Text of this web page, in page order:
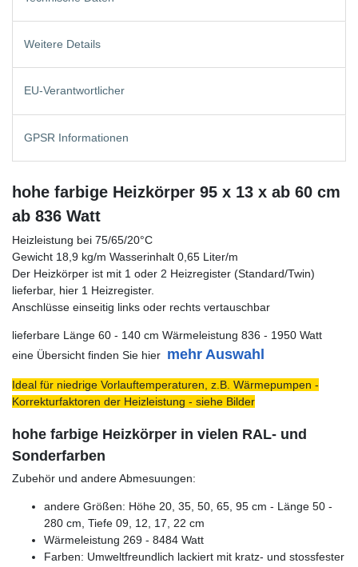
Weitere Details
EU-Verantwortlicher
GPSR Informationen
hohe farbige Heizkörper 95 x 13 x ab 60 cm
ab 836 Watt
Heizleistung bei 75/65/20°C
Gewicht 18,9 kg/m Wasserinhalt 0,65 Liter/m
Der Heizkörper ist mit 1 oder 2 Heizregister (Standard/Twin)
lieferbar, hier 1 Heizregister.
Anschlüsse einseitig links oder rechts vertauschbar
lieferbare Länge 60 - 140 cm Wärmeleistung 836 - 1950 Watt
eine Übersicht finden Sie hier mehr Auswahl
Ideal für niedrige Vorlauftemperaturen, z.B. Wärmepumpen -
Korrekturfaktoren der Heizleistung - siehe Bilder
hohe farbige Heizkörper in vielen RAL- und
Sonderfarben
Zubehör und andere Abmesuungen:
andere Größen: Höhe 20, 35, 50, 65, 95 cm - Länge 50 -
280 cm, Tiefe 09, 12, 17, 22 cm
Wärmeleistung 269 - 8484 Watt
Farben: Umweltfreundlich lackiert mit kratz- und stossfester